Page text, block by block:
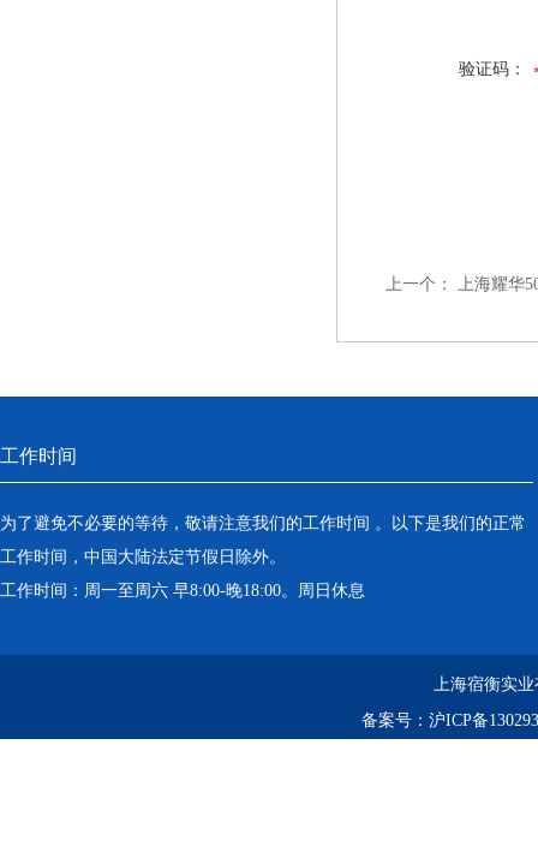
验证码：
上一个： 上海耀华
工作时间
为了避免不必要的等待，敬请注意我们的工作时间 。以下是我们的正常
工作时间，中国大陆法定节假日除外。
工作时间：周一至周六 早8:00-晚18:00。周日休息
上海宿衡实
备案号： 沪ICP备